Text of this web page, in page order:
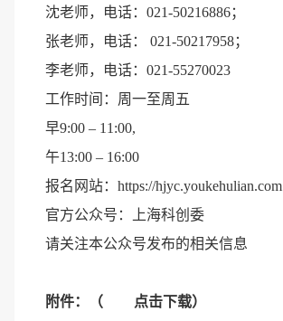
沈老师，电话：021-50216886；
张老师，电话： 021-50217958；
李老师，电话：021-55270023
工作时间：周一至周五
早9:00 – 11:00,
午13:00 – 16:00
报名网站：https://hjyc.youkehulian.com
官方公众号：上海科创委
请关注本公众号发布的相关信息
附件： （ 点击下载）